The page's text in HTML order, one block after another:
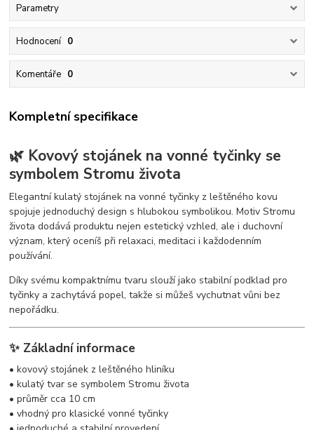
Parametry
Hodnocení 0
Komentáře 0
Kompletní specifikace
🌿 Kovový stojánek na vonné tyčinky se
symbolem Stromu života
Elegantní kulatý stojánek na vonné tyčinky z leštěného kovu
spojuje jednoduchý design s hlubokou symbolikou. Motiv Stromu
života dodává produktu nejen estetický vzhled, ale i duchovní
význam, který oceníš při relaxaci, meditaci i každodenním
používání.
Díky svému kompaktnímu tvaru slouží jako stabilní podklad pro
tyčinky a zachytává popel, takže si můžeš vychutnat vůni bez
nepořádku.
✨ Základní informace
• kovový stojánek z leštěného hliníku
• kulatý tvar se symbolem Stromu života
• průměr cca 10 cm
• vhodný pro klasické vonné tyčinky